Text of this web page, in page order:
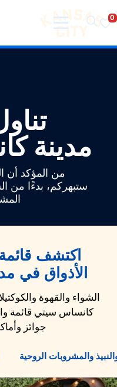
تفضل بزيارة مدينة
مدينة
من المؤكد أن
ستبهركم، بدءًا من
اكتشف
الأذواق في
الشواء والقهوة
كانساس سيتي قائمة
جوائز
والمشروبات الروحية